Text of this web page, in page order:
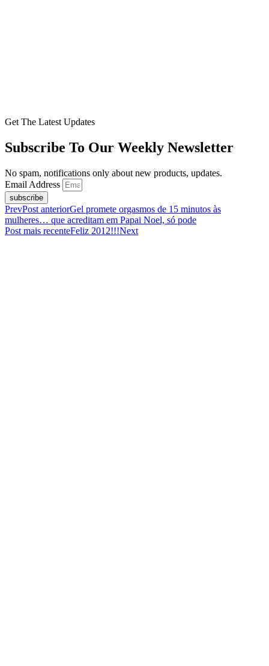
Get The Latest Updates
Subscribe To Our Weekly Newsletter
No spam, notifications only about new products, updates.
Email Address
subscribe
PrevPost anteriorGel promete orgasmos de 15 minutos às
mulheres… que acreditam em Papai Noel, só pode
Post mais recenteFeliz 2012!!!Next